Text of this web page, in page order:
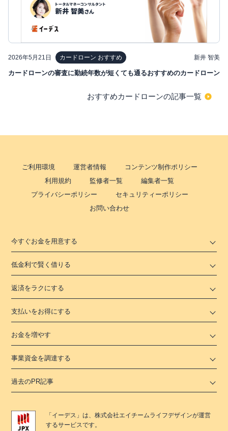
2026年5月21日 カードローン おすすめ 新井 智美
カードローンの審査に勤続年数が短くても通るおすすめのカードローン
おすすめカードローンの記事一覧
ご利用環境 運営者情報
コンテンツ制作ポリシー
利用規約
監修者一覧
編集者一覧
プライバシーポリシー
セキュリティーポリシー
お問い合わせ
今すぐお金を用意する
低金利で賢く借りる
返済をラクにする
支払いをお得にする
お金を増やす
事業資金を調達する
過去のPR記事
「 イーデス 」は、株式会社エイチームライフデザインが運営
するサービスです。